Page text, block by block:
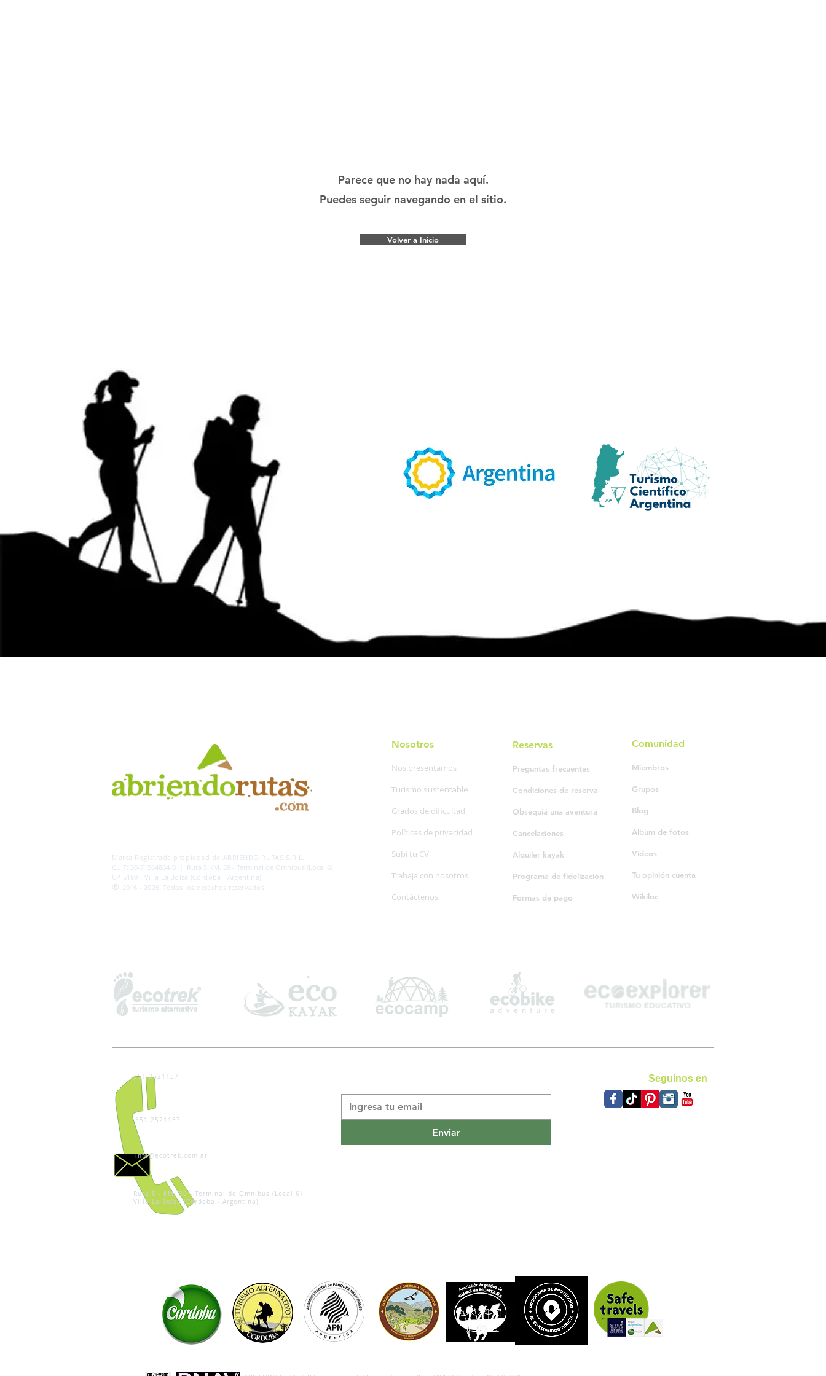
Parece que no hay nada aquí.
Puedes seguir navegando en el sitio.
Volver a Inicio
Marca Registrada propiedad de ABRIENDO RUTAS S.R.L.
CUIT: 30-71564864-0 | Ruta 5 KM. 39 - Terminal de Omnibus (Local 6)
CP 5189 - Villa La Bolsa (Córdoba - Argentina)
® 2016 - 2026. Todos los derechos reservados.
Nosotros
Nos presentamos
Turismo sustentable
Grados de dificultad
Políticas de privacidad
Subí tu CV
Trabaja con nosotros
Contáctenos
Reservas
Preguntas frecuentes
Condiciones de reserva
Obsequiá una aventura
Cancelaciones
Alquiler kayak
Programa de fidelización
Formas de pago
Comunidad
Miembros
Grupos
Blog
Album de fotos
Videos
Tu opinión cuenta
Wikiloc
Seguinos en
351 2521137
351 2521137
info@ecotrek.com.ar
Ruta 5 - KM. 39 - Terminal de Omnibus (Local 6)
Villa La Bolsa (Córdoba - Argentina)
Enviar